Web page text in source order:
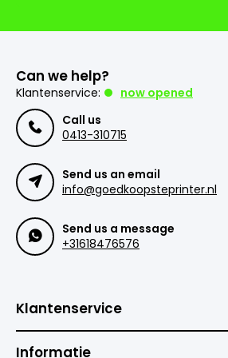
Can we help?
Klantenservice:
now opened
Call us
0413-310715
Send us an email
info@goedkoopsteprinter.nl
Send us a message
+31618476576
Klantenservice
Informatie